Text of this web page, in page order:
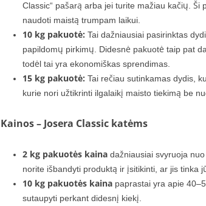
Classic“ pašarą arba jei turite mažiau kačių. Ši
naudoti maistą trumpam laikui.
10 kg pakuotė: Tai dažniausiai pasirinktas
papildomų pirkimų. Didesnė pakuotė taip pat
todėl tai yra ekonomiškas sprendimas.
15 kg pakuotė: Tai rečiau sutinkamas dydis,
kurie nori užtikrinti ilgalaikį maisto tiekimą be
Kainos – Josera Classic katėms
2 kg pakuotės kaina dažniausiai svyruoja
norite išbandyti produktą ir įsitikinti, ar jis tinka
10 kg pakuotės kaina paprastai yra apie
sutaupyti perkant didesnį kiekį.